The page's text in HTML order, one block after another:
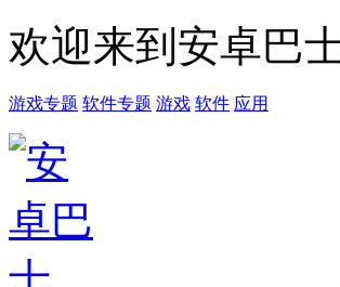
欢迎来到安卓巴
游戏专题 软件专题 游戏 软件 应用